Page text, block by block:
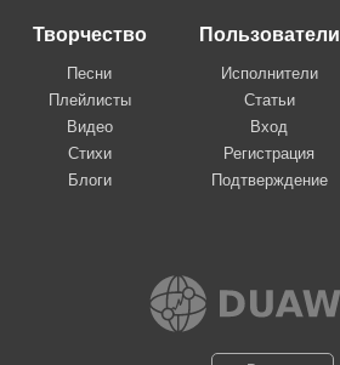
Творчество
Песни
Плейлисты
Видео
Стихи
Блоги
Пользователи
Исполнители
Статьи
Вход
Регистрация
Подтверждение